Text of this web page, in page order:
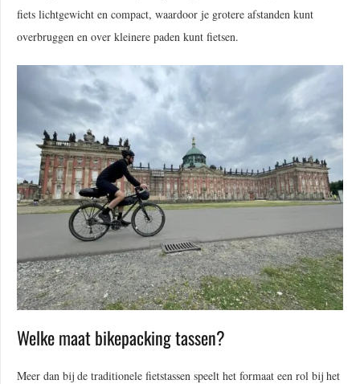
fiets lichtgewicht en compact, waardoor je grotere afstanden kunt
overbruggen en over kleinere paden kunt fietsen.
Welke maat bikepacking tassen?
Meer dan bij de traditionele fietstassen speelt het formaat een rol bij het